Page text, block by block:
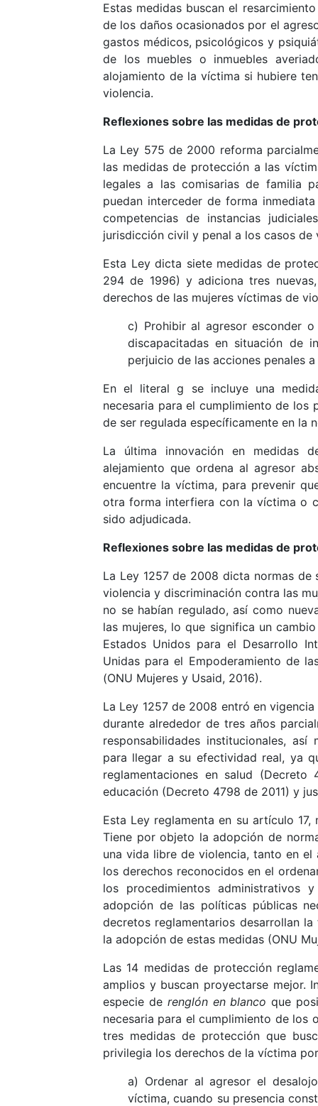
Estas medidas buscan el
de los daños ocasionados por el
gastos médicos, psicológicos y
de los muebles o inmuebles
alojamiento de la víctima si hubiere
violencia.
Reflexiones sobre las medidas de
La Ley 575 de 2000 reforma
las medidas de protección a las
legales a las comisarias de familia
puedan interceder de forma
competencias de instancias
jurisdicción civil y penal a los casos de
Esta Ley dicta siete medidas de
294 de 1996) y adiciona tres
derechos de las mujeres víctimas de
c) Prohibir al agresor esconder
discapacitadas en situación de
perjuicio de las acciones penales
En el literal g se incluye una
necesaria para el cumplimiento de
de ser regulada específicamente en la
La última innovación en medidas
alejamiento que ordena al agresor
encuentre la víctima, para prevenir
otra forma interfiera con la víctima o
sido adjudicada.
Reflexiones sobre las medidas de
La Ley 1257 de 2008 dicta normas
violencia y discriminación contra las
no se habían regulado, así como
las mujeres, lo que significa un
Estados Unidos para el Desarrollo
Unidas para el Empoderamiento de
(ONU Mujeres y Usaid, 2016).
La Ley 1257 de 2008 entró en
durante alrededor de tres años
responsabilidades institucionales,
para llegar a su efectividad real, ya
reglamentaciones en salud
educación (Decreto 4798 de 2011) y
Esta Ley reglamenta en su artículo
Tiene por objeto la adopción de
una vida libre de violencia, tanto en
los derechos reconocidos en el
los procedimientos
adopción de las políticas públicas
decretos reglamentarios desarrollan
la adopción de estas medidas (ONU
Las 14 medidas de protección
amplios y buscan proyectarse mejor.
especie de renglón en blanco que
necesaria para el cumplimiento de los
tres medidas de protección que
privilegia los derechos de la víctima
a) Ordenar al agresor el
víctima, cuando su presencia